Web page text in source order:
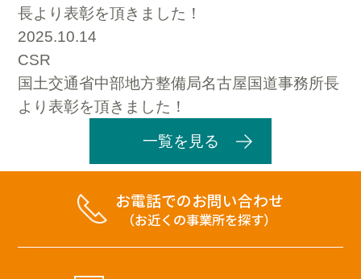
長より表彰を頂きました！
2025.10.14
CSR
国土交通省中部地方整備局名古屋国道事務所長
より表彰を頂きました！
一覧を見る
お電話でのお問い合わせ
（お近くの事業所を探す）